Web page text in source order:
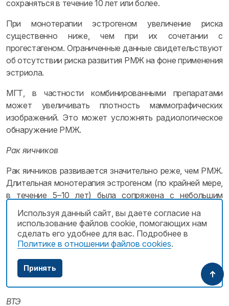
сохраняться в течение 10 лет или более.
При монотерапии эстрогеном увеличение риска
существенно ниже, чем при их сочетании с
прогестагеном. Ограниченные данные свидетельствуют
об отсутствии риска развития РМЖ на фоне применения
эстриола.
МГТ, в частности комбинированными препаратами
может увеличивать плотность маммографических
изображений. Это может усложнять радиологическое
обнаружение РМЖ.
Рак яичников
Рак яичников развивается значительно реже, чем РМЖ.
Длительная монотерапия эстрогеном (по крайней мере,
в течение 5–10 лет) была сопряжена с небольшим
увеличением риска рака яичников. Результаты
некоторых исследований свидетельствуют о том, что
МГТ комбинированными препаратами имеет сходный
или незначительно меньший риск. Неизвестно,
отличается ли риск при длительном приеме
низкоактивных эстрогенов (таких, как эстриол) от
ВТЭ
Используя данный сайт, вы даете согласие на
использование файлов cookie, помогающих нам
сделать его удобнее для вас. Подробнее в
Политике в отношении файлов cookies.
Принять